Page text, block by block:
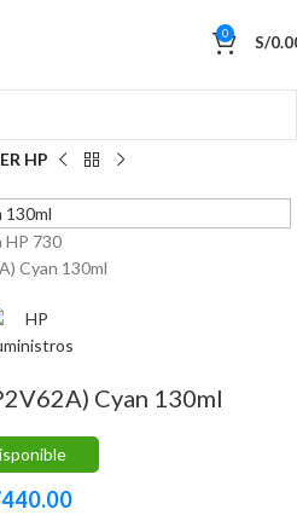
0 S/
HP
Cyan 130ml
440.00